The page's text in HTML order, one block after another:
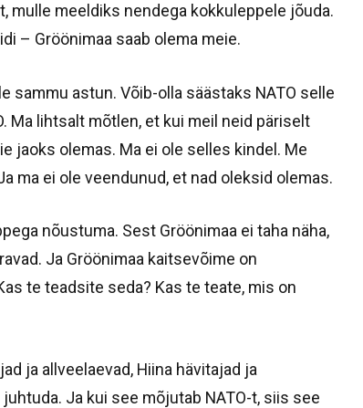
mulle meeldiks nendega kokkuleppele jõuda.
– Gröönimaa saab olema meie.
sammu astun. Võib-olla säästaks NATO selle
Ma lihtsalt mõtlen, et kui meil neid päriselt
jaoks olemas. Ma ei ole selles kindel. Me
ma ei ole veendunud, et nad oleksid olemas.
nõustuma. Sest Gröönimaa ei taha näha,
Ja Gröönimaa kaitsevõime on
te teadsite seda? Kas te teate, mis on
ja allveelaevad, Hiina hävitajad ja
Ja kui see mõjutab NATO-t, siis see